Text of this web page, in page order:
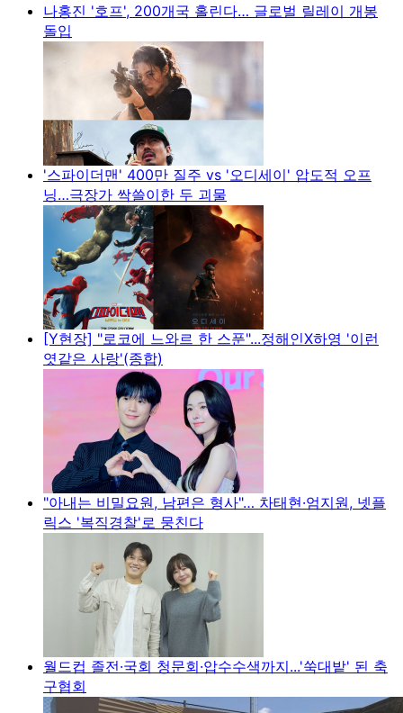
나홍진 '호프', 200개국 홀린다… 글로벌 릴레이 개봉
돌입
'스파이더맨' 400만 질주 vs '오디세이' 압도적 오프
닝…극장가 싹쓸이한 두 괴물
[Y현장] "로코에 느와르 한 스푼"...정해인X하영 '이런
엿같은 사랑'(종합)
"아내는 비밀요원, 남편은 형사"… 차태현·엄지원, 넷플
릭스 '복직경찰'로 뭉친다
월드컵 졸전·국회 청문회·압수수색까지...'쑥대밭' 된 축
구협회